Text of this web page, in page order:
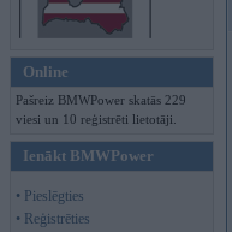
Online
Pašreiz BMWPower skatās 229
viesi un 10 reģistrēti lietotāji.
Ienākt BMWPower
• Pieslēgties
• Reģistrēties